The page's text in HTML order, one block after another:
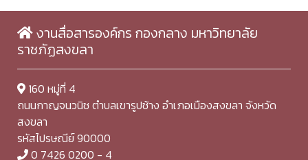
งานสื่อสารองค์กร กองกลาง มหาวิทยาลัย
ราชภัฏสงขลา
160 หมู่ที่ 4
ถนนกาญจนวนิช ตำบลเขารูปช้าง อำเภอเมืองสงขลา จังหวัด
สงขลา
รหัสไปรษณีย์ 90000
0 7426 0200 - 4